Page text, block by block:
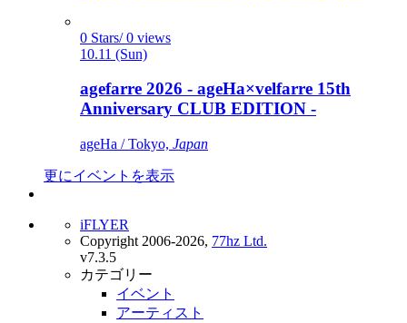
0 Stars/ 0 views
10.11 (Sun)
agefarre 2026 - ageHa×velfarre 15th
Anniversary CLUB EDITION -
ageHa / Tokyo, Japan
更にイベントを表示
iFLYER
Copyright 2006-2026, 77hz Ltd.
v7.3.5
カテゴリー
イベント
アーティスト